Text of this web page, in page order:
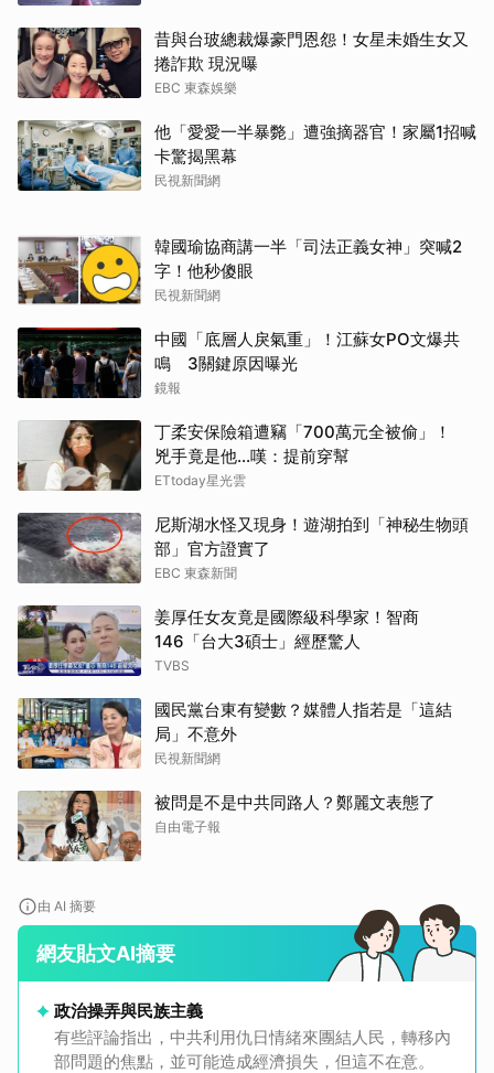
昔與台玻總裁爆豪門恩怨！女星未婚生女又
捲詐欺 現況曝
EBC 東森娛樂
他「愛愛一半暴斃」遭強摘器官！家屬1招喊
卡驚揭黑幕
民視新聞網
韓國瑜協商講一半「司法正義女神」突喊2
字！他秒傻眼
民視新聞網
中國「底層人戾氣重」！江蘇女PO文爆共
鳴 3關鍵原因曝光
鏡報
丁柔安保險箱遭竊「700萬元全被偷」！
兇手竟是他...嘆：提前穿幫
ETtoday星光雲
尼斯湖水怪又現身！遊湖拍到「神秘生物頭
部」官方證實了
EBC 東森新聞
姜厚任女友竟是國際級科學家！智商
146「台大3碩士」經歷驚人
TVBS
國民黨台東有變數？媒體人指若是「這結
局」不意外
民視新聞網
被問是不是中共同路人？鄭麗文表態了
自由電子報
由 AI 摘要
網友貼文AI摘要
政治操弄與民族主義
有些評論指出，中共利用仇日情緒來團結人民，轉移內
部問題的焦點，並可能造成經濟損失，但這不在意。